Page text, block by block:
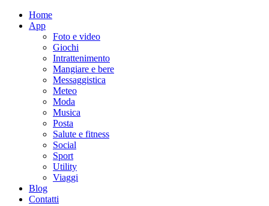
Home
App
Foto e video
Giochi
Intrattenimento
Mangiare e bere
Messaggistica
Meteo
Moda
Musica
Posta
Salute e fitness
Social
Sport
Utility
Viaggi
Blog
Contatti